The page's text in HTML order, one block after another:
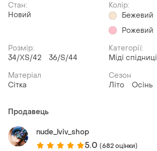
Стан:
Новий
Колір:
Бежевий
Рожевий
Розмір:
34/XS/42
36/S/44
Категорії:
Міді спідниці
Матеріал
Сітка
Сезон
Літо
Осінь
Продавець
nude_lviv_shop
5.0 (682 оцінки)